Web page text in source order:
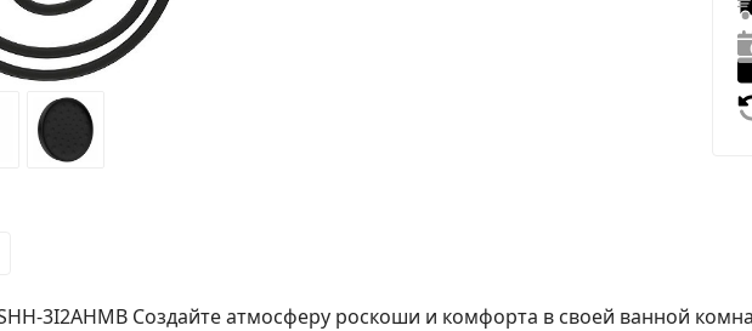
3I2AHMB Создайте атмосферу роскоши и комфорта в своей ванной